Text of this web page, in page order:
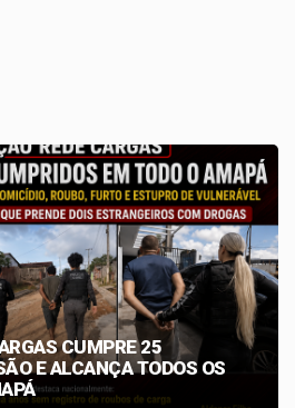
DERCCA PRENDE HOMEM
ESTUPRO DE VULNERÁVEL
MACAPÁ